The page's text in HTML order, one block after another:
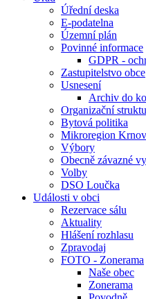
Úřední deska
E-podatelna
Územní plán
Povinné informace
GDPR -
Zastupitelstvo obce
Usnesení
Archiv do
Organizační
Bytová politika
Mikroregion
Výbory
Obecně závazné
Volby
DSO Loučka
Události v obci
Rezervace sálu
Aktuality
Hlášení rozhlasu
Zpravodaj
FOTO - Zonerama
Naše obec
Zonerama